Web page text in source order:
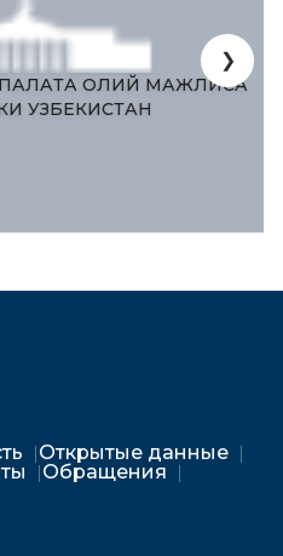
ОЛИЙ МАЖЛИСА
УЗБЕКИСТАН
❯
Открытые данные
Обращения